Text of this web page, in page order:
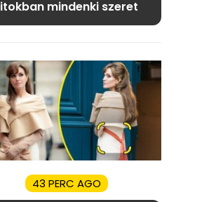
mindenki szeret
43 PERC AGO